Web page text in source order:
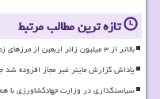
تازه ترین مطالب مرتبط
بالاتر از ۳ میلیون زائر اربعین از مرزهای زمینی کشور خارج شدند
پاداش گزارش ماینر غیر مجاز افزوده
سیاستگذاری در وزارت جهادکشاورزی با